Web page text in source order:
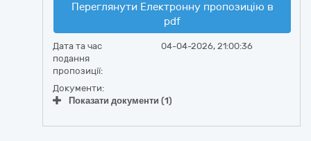
Переглянути Електронну пропозицію в
pdf
Дата та час
подання
пропозиції:
04-04-2026, 21:00:36
Документи:
Показати документи (1)